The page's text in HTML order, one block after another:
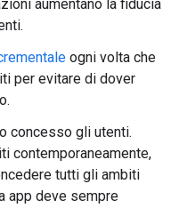
aumentano la fiducia
ogni volta che
per evitare di dover
concesso gli utenti.
contemporaneamente,
tutti gli ambiti
app deve sempre